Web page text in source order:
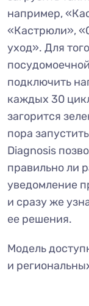
например,
«Кастрюли»,
уход». Для
подключить
каждых 30
загорится
пора
Diagnosis
правильно ли
уведомление
и сразу же
ее решения.
Модель
и